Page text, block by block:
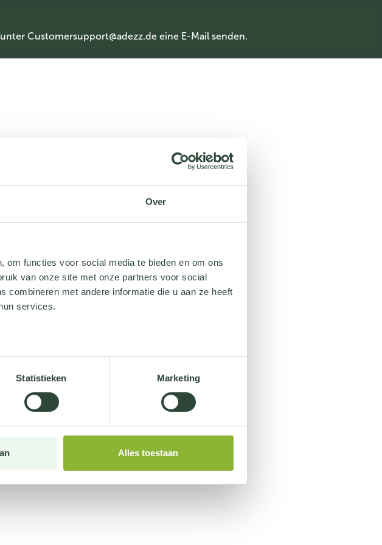
Over
om functies voor social media te bieden en om ons
van onze site met onze partners voor social
combineren met andere informatie die u aan ze heeft
services.
Statistieken Marketing
Alles toestaan
Customersupport@adezz.de eine E-Mail senden.